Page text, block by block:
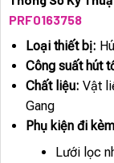
PRF0163758
Loại thiết bị:
Công suất hút
Chất liệu: Vật
Gang
Phụ kiện đi
Lưới lọc